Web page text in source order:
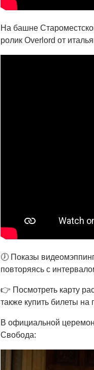
На башне
ролик Overlord от
🕖 Показы
повторяясь с
👉 Посмотреть карту
также купить билеты
В официальной
Свобода: